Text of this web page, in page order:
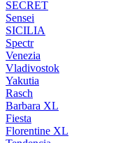
SECRET
Sensei
SICILIA
Spectr
Venezia
Vladivostok
Yakutia
Rasch
Barbara XL
Fiesta
Florentine XL